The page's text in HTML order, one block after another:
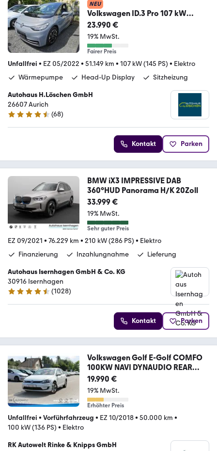
NEU
Volkswagen ID.3 Pro 107 kW
Wärmepumpe Head-Up R.Kamera
23.990 €
19% MwSt.
Fairer Preis
Unfallfrei • EZ 05/2022 • 51.149 km • 107 kW (145 PS) • Elektro
Wärmepumpe
Head-Up Display Sitzheizung
Autohaus H.Löschen GmbH
26607 Aurich
4.7 Sterne
(68)
Kontakt Parken
BMW iX3 IMPRESSIVE DAB
360°HUD Panorama H/K 20Zoll
33.999 €
19% MwSt.
Sehr guter Preis
EZ 09/2021 • 76.229 km • 210 kW (286 PS) • Elektro
Finanzierung
Inzahlungnahme Lieferung
Autohaus Isernhagen GmbH & Co. KG
30916 Isernhagen
4.5 Sterne
(1028)
Kontakt Parken
Volkswagen Golf E-Golf COMFO
100KW NAVI DYNAUDIO REAR
VIEW
19.990 €
19% MwSt.
Erhöhter Preis
Unfallfrei • Vorführfahrzeug • EZ 10/2018• 50.000 km •
100 kW (136 PS) • Elektro
RK Autowelt Rinke & Knipps GmbH